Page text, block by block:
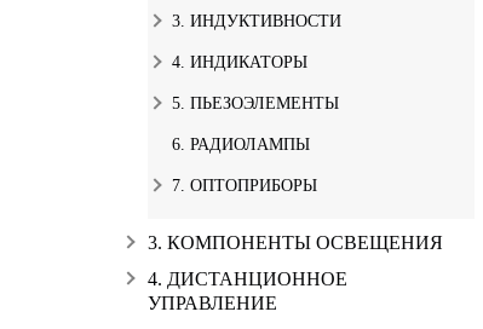
3. ИНДУКТИВНОСТИ
4. ИНДИКАТОРЫ
5. ПЬЕЗОЭЛЕМЕНТЫ
6. РАДИОЛАМПЫ
7. ОПТОПРИБОРЫ
3. КОМПОНЕНТЫ ОСВЕЩЕНИЯ
4. ДИСТАНЦИОННОЕ
УПРАВЛЕНИЕ